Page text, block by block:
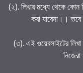
(২). লিখার মধ্যে থেকে কোন
করা যাবেনা।।
(৩). এই ওয়েবসাইটের লিখা